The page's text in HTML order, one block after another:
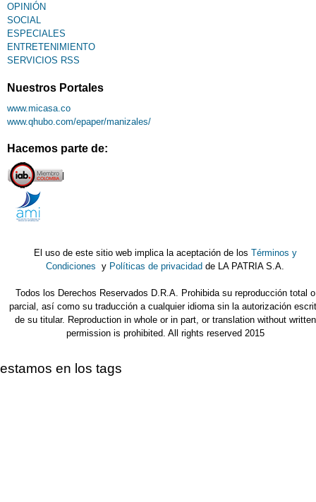
OPINIÓN
SOCIAL
ESPECIALES
ENTRETENIMIENTO
SERVICIOS RSS
Nuestros Portales
www.micasa.co
www.qhubo.com/epaper/manizales/
Hacemos parte de:
El uso de este sitio web implica la aceptación de los Términos y
Condiciones y Políticas de privacidad de LA PATRIA S.A.
Todos los Derechos Reservados D.R.A. Prohibida su reproducción total o
parcial, así como su traducción a cualquier idioma sin la autorización
de su titular. Reproduction in whole or in part, or translation without written
permission is prohibited. All rights reserved 2015
estamos en los tags